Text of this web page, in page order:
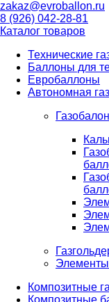
zakaz@evroballon.ru
8 (926) 042-28-81
Каталог товаров
Технические
Баллоны для
Евробаллоны
Автономная
Элементы
Композитные
Композитные